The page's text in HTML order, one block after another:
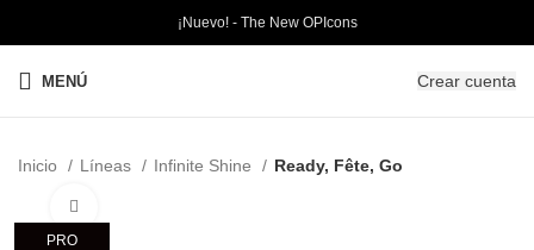
¡Nuevo! - The New OPIcons
MENÚ Crear cuenta
Inicio Líneas Infinite Shine Ready, Fête, Go
PRO